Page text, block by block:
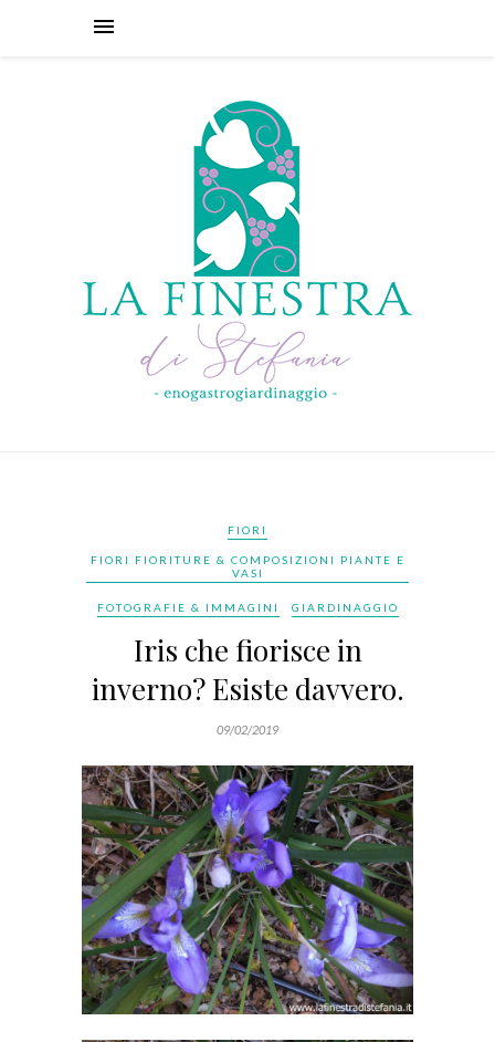
FIORI
FIORI FIORITURE & COMPOSIZIONI PIANTE E
VASI
FOTOGRAFIE & IMMAGINI GIARDINAGGIO
Iris che fiorisce in
inverno? Esiste davvero.
09/02/2019